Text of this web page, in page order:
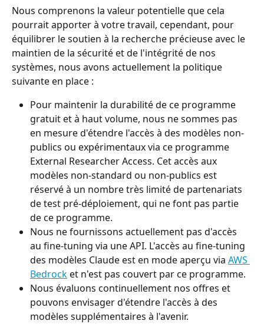
Nous comprenons la valeur potentielle que cela
pourrait apporter à votre travail, cependant, pour
équilibrer le soutien à la recherche précieuse avec le
maintien de la sécurité et de l'intégrité de nos
systèmes, nous avons actuellement la politique
suivante en place :
Pour maintenir la durabilité de ce programme
gratuit et à haut volume, nous ne sommes pas
en mesure d'étendre l'accès à des modèles non-
publics ou expérimentaux via ce programme
External Researcher Access. Cet accès aux
modèles non-standard ou non-publics est
réservé à un nombre très limité de partenariats
de test pré-déploiement, qui ne font pas partie
de ce programme.
Nous ne fournissons actuellement pas d'accès
au fine-tuning via une API. L'accès au fine-tuning
des modèles Claude est en mode aperçu via AWS
Bedrock et n'est pas couvert par ce programme.
Nous évaluons continuellement nos offres et
pouvons envisager d'étendre l'accès à des
modèles supplémentaires à l'avenir.